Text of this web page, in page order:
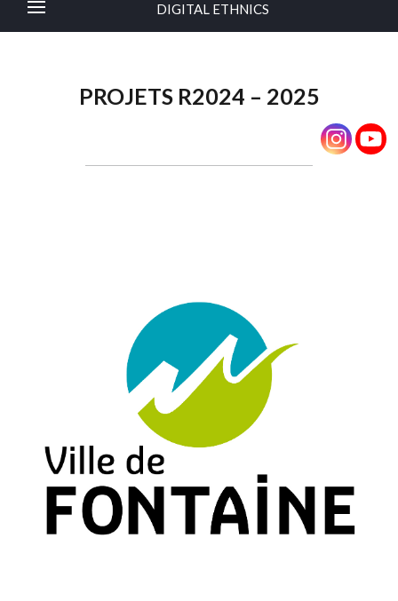
DIGITAL ETHNICS
PROJETS R2024 – 2025